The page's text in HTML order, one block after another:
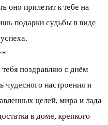
оно прилетит к тебе на
подарки судьбы в виде
поздравляю с днём
чудесного настроения и
целей, мира и лада
в доме, крепкого